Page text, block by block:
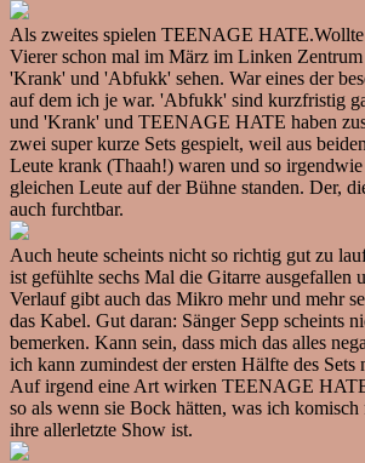
Als zweites spielen TEENAGE
Vierer schon mal im März im Linken
'Krank' und 'Abfukk' sehen. War eines der
auf dem ich je war. 'Abfukk' sind kurzfristig
und 'Krank' und TEENAGE HATE haben
zwei super kurze Sets gespielt, weil aus
Leute krank (Thaah!) waren und so
gleichen Leute auf der Bühne standen. Der,
auch furchtbar.
Auch heute scheints nicht so richtig gut zu
ist gefühlte sechs Mal die Gitarre ausgefallen
Verlauf gibt auch das Mikro mehr und mehr
das Kabel. Gut daran: Sänger Sepp scheints
bemerken. Kann sein, dass mich das alles
ich kann zumindest der ersten Hälfte des
Auf irgend eine Art wirken TEENAGE
so als wenn sie Bock hätten, was ich
ihre allerletzte Show ist.